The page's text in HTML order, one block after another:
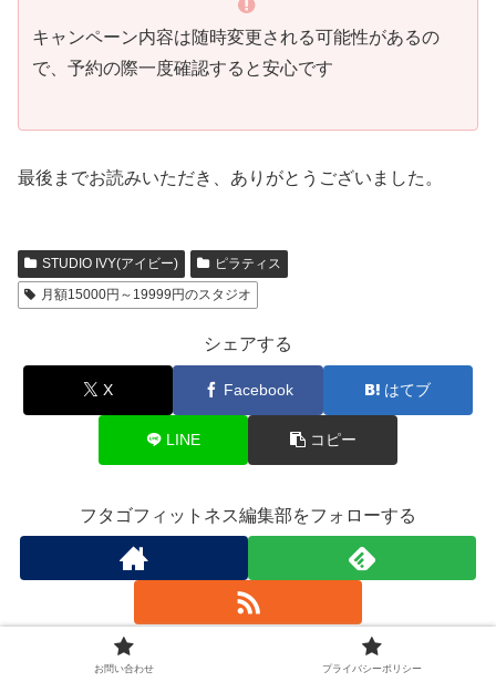
キャンペーン内容は随時変更される可能性があるの
で、予約の際一度確認すると安心です
最後までお読みいただき、ありがとうございました。
STUDIO IVY(アイビー)
ピラティス
月額15000円～19999円のスタジオ
シェアする
X Facebook はてブ
LINE コピー
フタゴフィットネス編集部をフォローする
お問い合わせ プライバシーポリシー